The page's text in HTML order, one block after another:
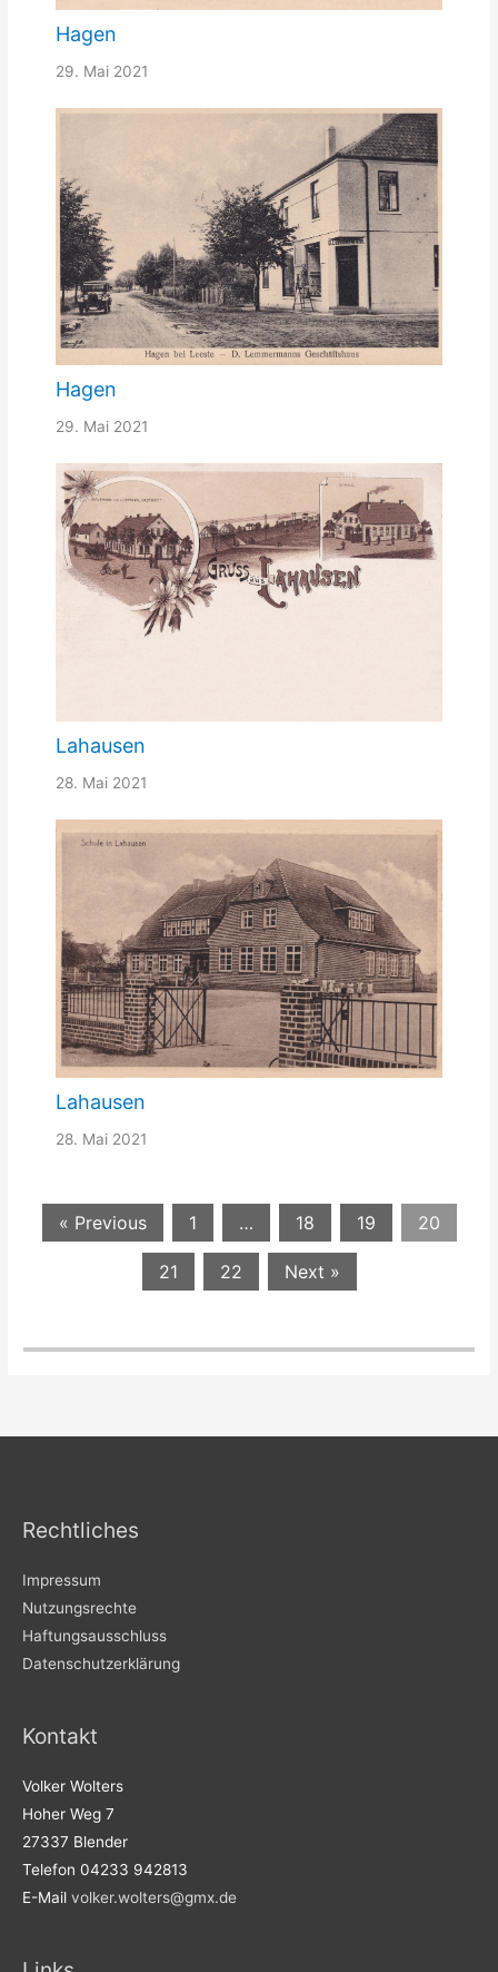
Hagen
29. Mai 2021
Hagen
29. Mai 2021
Lahausen
28. Mai 2021
Lahausen
28. Mai 2021
« Previous 1 … 18 19 20
21 22 Next »
Rechtliches
Impressum
Nutzungsrechte
Haftungsausschluss
Datenschutzerklärung
Kontakt
Volker Wolters
Hoher Weg 7
27337 Blender
Telefon 04233 942813
E-Mail volker.wolters@gmx.de